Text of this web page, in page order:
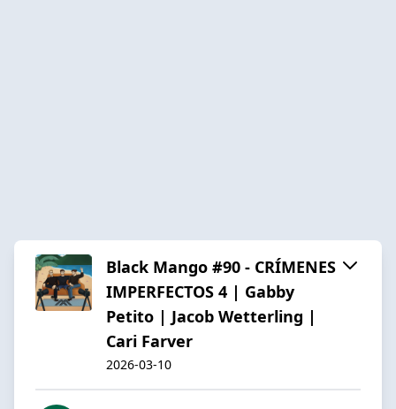
Black Mango #90 - CRÍMENES
IMPERFECTOS 4 | Gabby
Petito | Jacob Wetterling |
Cari Farver
2026-03-10